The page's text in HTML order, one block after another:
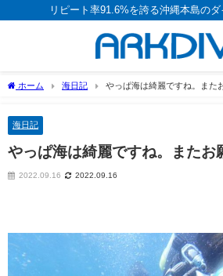
リピート率91.6%を誇る沖縄本島の
ホーム 海日記 やっぱ海は綺麗ですね。また
海日記
やっぱ海は綺麗ですね。またお
2022.09.16 2022.09.16